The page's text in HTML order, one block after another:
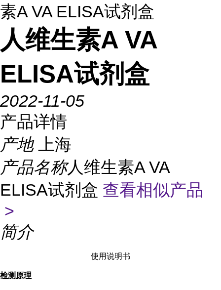
素A VA ELISA试剂盒
人维生素A VA
ELISA试剂盒
2022-11-05
产品详情
产地
上海
产品名称人维生素A VA
ELISA试剂盒 查看相似产品
>
简介
使用说明书
检测原理